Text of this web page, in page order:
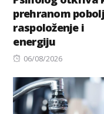
prehranom
raspoloženje i
energiju
Posted
06/08/2026